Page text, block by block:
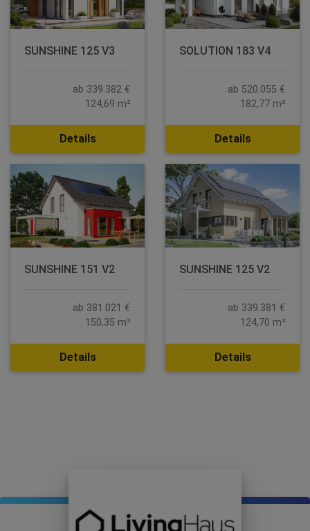
SUNSHINE 125 V3
ab 339.382 €
124,69 m²
Details
SOLUTION 183 V4
ab 520.055 €
182,77 m²
Details
SUNSHINE 151 V2
ab 381.021 €
150,35 m²
Details
SUNSHINE 125 V2
ab 339.381 €
124,70 m²
Details